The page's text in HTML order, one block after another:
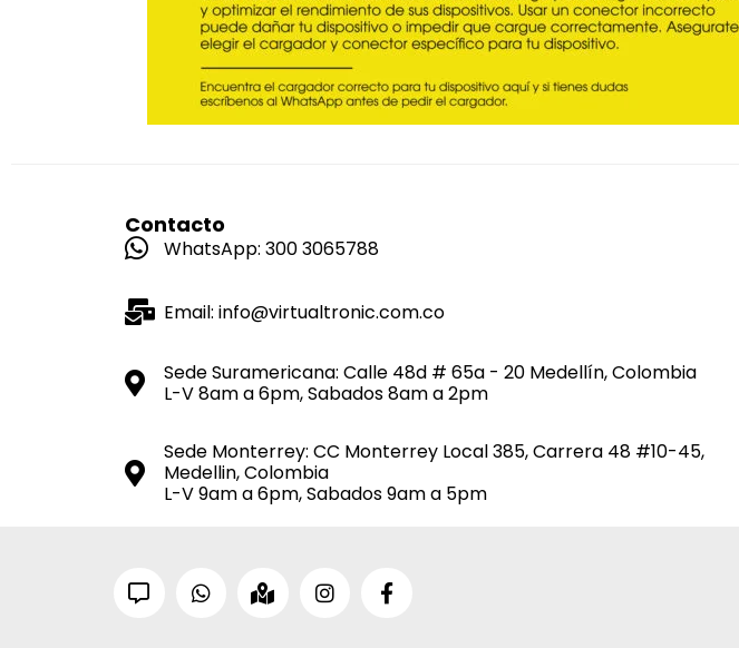
Contacto
WhatsApp: 300 3065788
Email: info@virtualtronic.com.co
Sede Suramericana: Calle 48d # 65a - 20 Medellín, Colombia
L-V 8am a 6pm, Sabados 8am a 2pm
Sede Monterrey: CC Monterrey Local 385, Carrera 48 #10-45,
Medellin, Colombia
L-V 9am a 6pm, Sabados 9am a 5pm